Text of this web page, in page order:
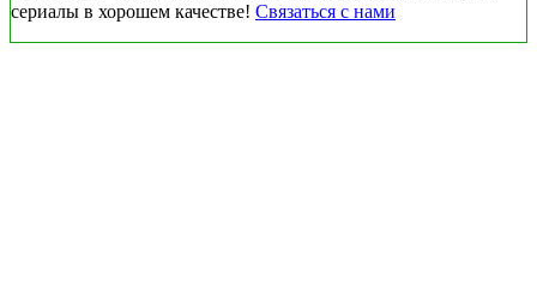
сериалы в хорошем качестве! Связаться с нами